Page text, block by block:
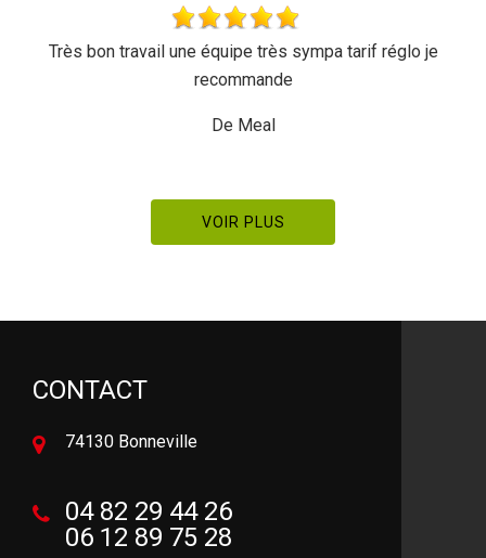
tarif réglo je
Très beau travail rien à redire Équipe
dynamique Merci à eux
VOIR PLUS
CONTACT
74130 Bonneville
04 82 29 44 26
06 12 89 75 28